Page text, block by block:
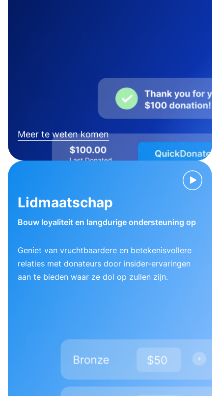
Meer te weten komen
Lidmaatschap
Bouw loyaliteit en langdurige ondersteuning op
Geniet van vruchtbaardere en betekenisvollere
relaties met donateurs door insider-ervaringen
aan te bieden waar ze dol op zullen zijn.